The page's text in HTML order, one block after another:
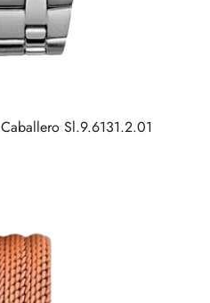
Reloj Slazenger Multifunción Caballero Sl.9.6131.2.01